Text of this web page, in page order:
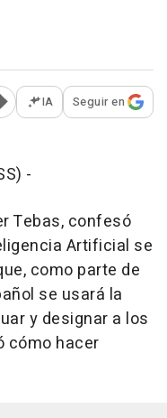
opciones para
IA Seguir en
-
Tebas, confesó
Artificial se
como parte de
se usará la
y designar a los
cómo hacer